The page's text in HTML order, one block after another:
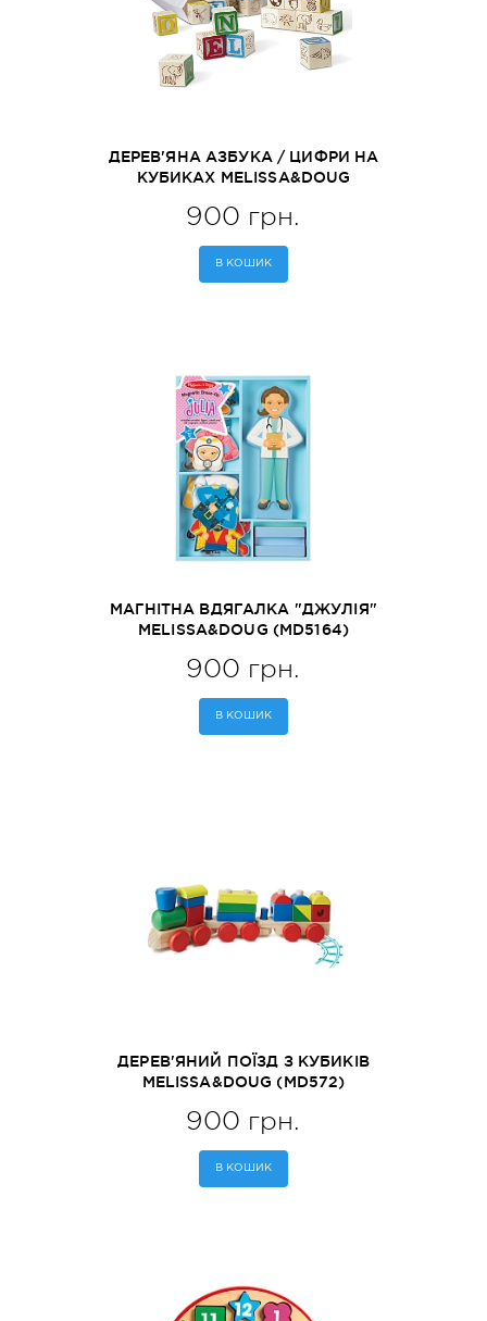
ДЕРЕВ'ЯНА АЗБУКА / ЦИФРИ НА
КУБИКАХ MELISSA&DOUG
900 грн.
В КОШИК
МАГНІТНА ВДЯГАЛКА "ДЖУЛІЯ"
MELISSA&DOUG (MD5164)
900 грн.
В КОШИК
ДЕРЕВ'ЯНИЙ ПОЇЗД З КУБИКІВ
MELISSA&DOUG (MD572)
900 грн.
В КОШИК